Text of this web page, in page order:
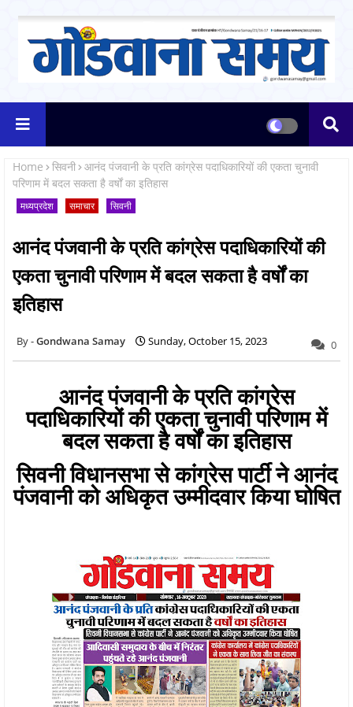
Home सिवनी आनंद पंजवानी के प्रति कांग्रेस पदाधिकारियों की एकता चुनावी
परिणाम में बदल सकता है वर्षों का इतिहास
मध्यप्रदेश समाचार सिवनी
आनंद पंजवानी के प्रति कांग्रेस पदाधिकारियों की
एकता चुनावी परिणाम में बदल सकता है वर्षों का
इतिहास
Gondwana Samay Sunday, October 15, 2023 0
आनंद पंजवानी के प्रति कांग्रेस
पदाधिकारियों की एकता चुनावी परिणाम में
बदल सकता है वर्षों का इतिहास
सिवनी विधानसभा से कांग्रेस पार्टी ने आनंद
पंजवानी को अधिकृत उम्मीदवार किया घोषित